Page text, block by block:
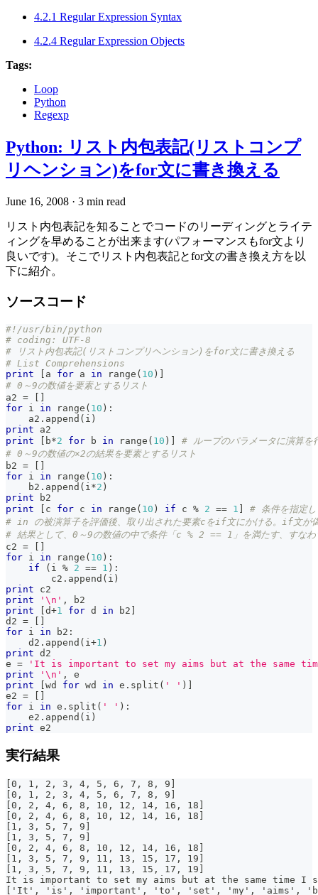
4.2.1 Regular Expression Syntax
4.2.4 Regular Expression Objects
Tags:
Loop
Python
Regexp
Python: リスト内包表記(リストコンプ
リヘンション)をfor文に書き換える
June 16, 2008 · 3 min read
リスト内包表記を知ることでコードのリーディングとライテ
ィングを早めることが出来ます(パフォーマンスもfor文より
良いです)。そこでリスト内包表記とfor文の書き換え方を以
下に紹介。
ソースコード
#!/usr/bin/python
# coding: UTF-8
# リスト内包表記(リストコンプリヘンション)をfor文に書き換える
# List Comprehensions
print
a for a in range ( 10 )
# 0～9の数値を要素とするリスト
a2 =
for i in range ( 10 ) :
    a2
. append ( i )
print a2
print
b*2 for b in range ( 10 )
# ループのパラメータに演算を
# 0～9の数値の×2の結果を要素とするリスト
b2 =
for i in range ( 10 ) :
    b2
. append ( i*2 )
print b2
print
c for c in range ( 10 ) if c % 2 == 1
# 条件を指定し
# in の被演算子を評価後、取り出された要素cをif文にかける。if文が偽
# 結果として、0～9の数値の中で条件「c % 2 == 1」を満たす、すなわ
c2 =
for i in range ( 10 ) :
if
( i % 2 == 1 ) :
        c2
. append ( i )
print c2
print
'\n' ,
b2
print
d+1 for d in b2
d2 =
for i in b2 :
    d2
. append ( i+1 )
print d2
e =
'It is important to set my aims but at the same
print
'\n' ,
e
print
wd for wd in e . split ( ' ' )
e2 =
for i in e . split ( ' ' ) :
    e2
. append ( i )
print e2
実行結果
[0, 1, 2, 3, 4, 5, 6, 7, 8, 9]
[0, 1, 2, 3, 4, 5, 6, 7, 8, 9]
[0, 2, 4, 6, 8, 10, 12, 14, 16, 18]
[0, 2, 4, 6, 8, 10, 12, 14, 16, 18]
[1, 3, 5, 7, 9]
[1, 3, 5, 7, 9]
[0, 2, 4, 6, 8, 10, 12, 14, 16, 18]
[1, 3, 5, 7, 9, 11, 13, 15, 17, 19]
[1, 3, 5, 7, 9, 11, 13, 15, 17, 19]
It is important to set my aims but at the same time I
['It', 'is', 'important', 'to', 'set', 'my', 'aims',